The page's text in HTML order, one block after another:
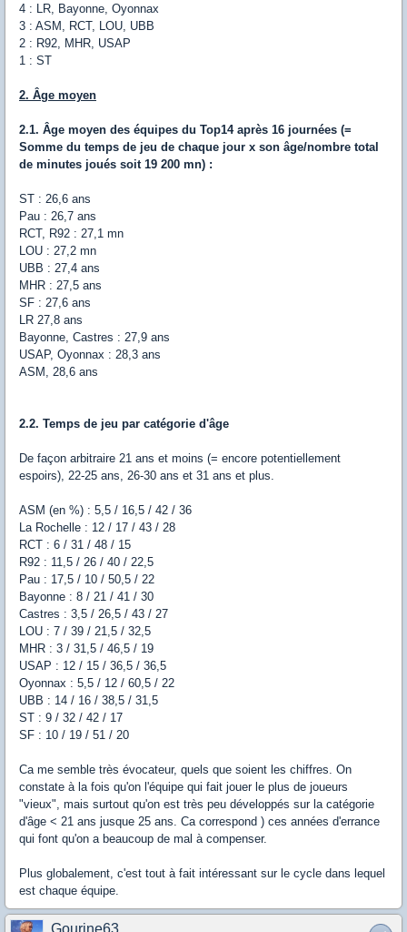
4 : LR, Bayonne, Oyonnax
3 : ASM, RCT, LOU, UBB
2 : R92, MHR, USAP
1 : ST
2. Âge moyen
2.1. Âge moyen des équipes du Top14 après 16 journées (=
Somme du temps de jeu de chaque jour x son âge/nombre total
de minutes joués soit 19 200 mn) :
ST : 26,6 ans
Pau : 26,7 ans
RCT, R92 : 27,1 mn
LOU : 27,2 mn
UBB : 27,4 ans
MHR : 27,5 ans
SF : 27,6 ans
LR 27,8 ans
Bayonne, Castres : 27,9 ans
USAP, Oyonnax : 28,3 ans
ASM, 28,6 ans
2.2. Temps de jeu par catégorie d'âge
De façon arbitraire 21 ans et moins (= encore potentiellement
espoirs), 22-25 ans, 26-30 ans et 31 ans et plus.
ASM (en %) : 5,5 / 16,5 / 42 / 36
La Rochelle : 12 / 17 / 43 / 28
RCT : 6 / 31 / 48 / 15
R92 : 11,5 / 26 / 40 / 22,5
Pau : 17,5 / 10 / 50,5 / 22
Bayonne : 8 / 21 / 41 / 30
Castres : 3,5 / 26,5 / 43 / 27
LOU : 7 / 39 / 21,5 / 32,5
MHR : 3 / 31,5 / 46,5 / 19
USAP : 12 / 15 / 36,5 / 36,5
Oyonnax : 5,5 / 12 / 60,5 / 22
UBB : 14 / 16 / 38,5 / 31,5
ST : 9 / 32 / 42 / 17
SF : 10 / 19 / 51 / 20
Ca me semble très évocateur, quels que soient les chiffres. On
constate à la fois qu'on l'équipe qui fait jouer le plus de joueurs
"vieux", mais surtout qu'on est très peu développés sur la catégorie
d'âge < 21 ans jusque 25 ans. Ca correspond ) ces années d'errance
qui font qu'on a beaucoup de mal à compenser.
Plus globalement, c'est tout à fait intéressant sur le cycle dans lequel
est chaque équipe.
Gourine63